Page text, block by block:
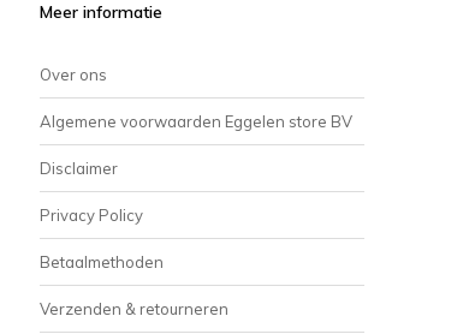
Meer informatie
Over ons
Algemene voorwaarden Eggelen store BV
Disclaimer
Privacy Policy
Betaalmethoden
Verzenden & retourneren